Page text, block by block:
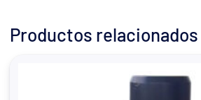
Productos relacionados